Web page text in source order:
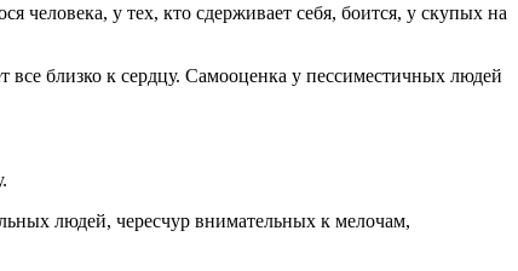
у тех, кто сдерживает себя, боится, у скупых на
близко к сердцу. Самооценка у пессиместичных людей
людей, чересчур внимательных к мелочам,